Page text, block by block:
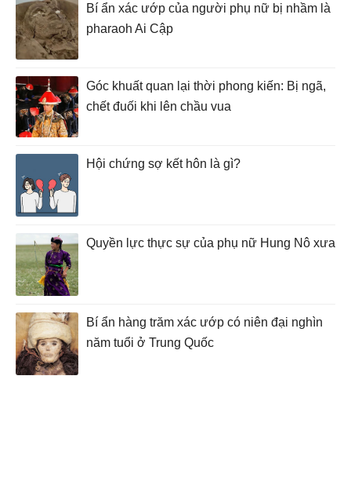
Bí ẩn xác ướp của người phụ nữ bị nhầm là
pharaoh Ai Cập
Góc khuất quan lại thời phong kiến: Bị ngã,
chết đuối khi lên chầu vua
Hội chứng sợ kết hôn là gì?
Quyền lực thực sự của phụ nữ Hung Nô xưa
Bí ẩn hàng trăm xác ướp có niên đại nghìn
năm tuổi ở Trung Quốc